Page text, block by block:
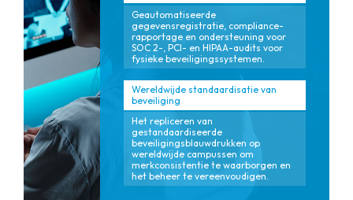
Geautomatiseerde
gegevensregistratie, compliance-
rapportage en ondersteuning voor
SOC 2-, PCI- en HIPAA-audits voor
fysieke beveiligingssystemen.
Wereldwijde standaardisatie van
beveiliging
Het repliceren van
gestandaardiseerde
beveiligingsblauwdrukken op
wereldwijde campussen om
merkconsistentie te waarborgen en
het beheer te vereenvoudigen.